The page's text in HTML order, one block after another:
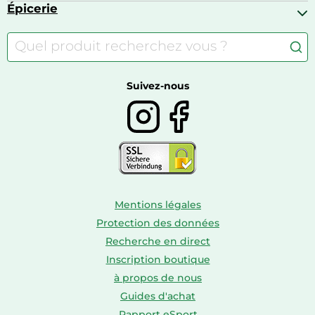
Appareils photo numériques compacts
Jouets
Meubles à langer
Appareils de fitness
Camping
Caravaning
Épicerie
Autour du café
Autour du thé
Autour du vin
Suivez-nous
Mentions légales
Protection des données
Recherche en direct
Inscription boutique
à propos de nous
Guides d'achat